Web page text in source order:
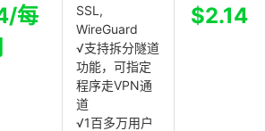
每
SSL,
WireGuard
√支持拆分隧道
功能，可指定
程序走VPN通
道
√1百多万用户
$2.14